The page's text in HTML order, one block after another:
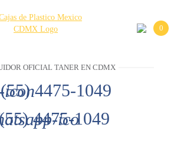
0
OFICIAL TANER EN CDMX
(55) 4475-1049
4475-1049